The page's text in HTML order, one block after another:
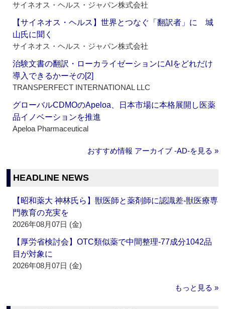
サイネオス・ヘルス・ジャパン株式会社
【サイネオス・ヘルス】世界とつなぐ「翻訳者」に 城
山氏に聞く
サイネオス・ヘルス・ジャパン株式会社
治験文書の翻訳・ローカライゼーションにAIをどれだけ
導入できるかーその[2]
TRANSPERFECT INTERNATIONAL LLC
グローバルCDMOのApeloa、日本市場に本格展開し医薬
品イノベーションを推進
Apeloa Pharmaceutical
おすすめ情報 アーカイブ ‐AD‐を見る »
HEADLINE NEWS
【昭和薬大 神林氏ら】獣医師と薬剤師に認識差‐獣医療専
門教育の充実を
2026年08月07日 (金)
【厚労省検討会】OTC類似薬で中間整理‐77成分1042品
目が対象に
2026年08月07日 (金)
もっと見る »